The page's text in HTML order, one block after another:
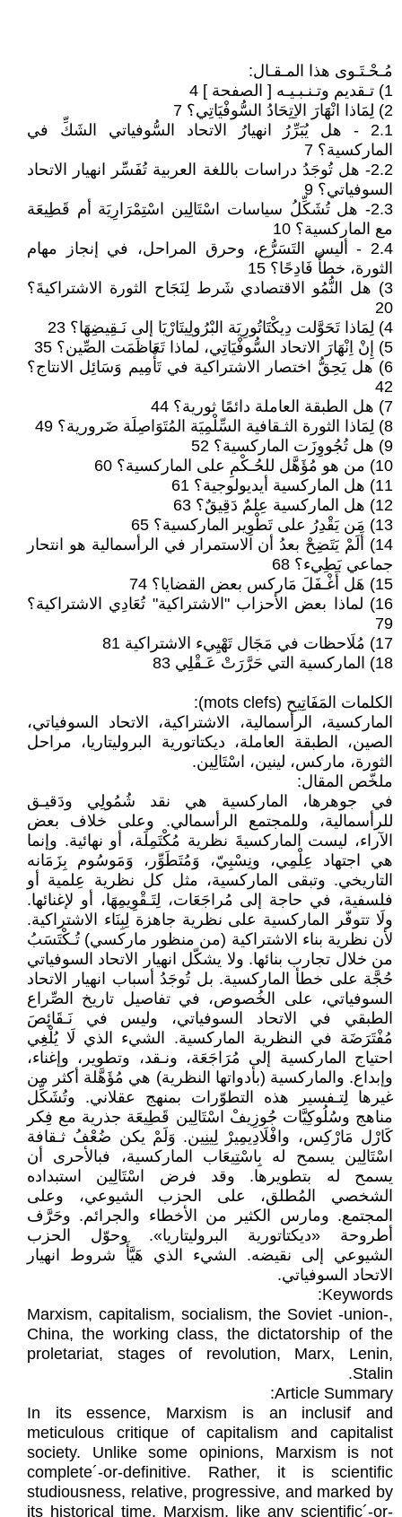
مُـحْـتَـوى هذا المـقـال:
1) تـقديم وتـنـبـيـه [ الصفحة ] 4
2) لِمَاذا انْهََارَ الاِتِحَادُ السُّوفْيَاتِي؟ 7
2.1 - هل يُبَرِّرُ انهيارُ الاتحاد السُّوفياتي الشَكِّ في
الماركسية؟ 7
2.2- هل تُوجَدُ دراسات باللغة العربية تُفَسِّر انهيار الاتحاد
السوفياتي؟ 9
2.3- هل تُشَكِّلُ سياسات اسْتَالِين اسْتِمْرَارِيَة أم قَطِيعَة
مع الماركسية؟ 10
2.4 - أليس التَسَرُّع، وحرق المراحل، في إنجاز مهام
الثورة، خطأً فَادِحًا؟ 15
3) هل النُّمُو الاقتصادي شَرط لِنَجَاح الثورة الاشتراكيةَ؟
20
4) لِمَاذا تَحَوَّلت دِيكْتََاتُورِيَة البْرُولِيتَارْيَا إلى نَـقِيضِهَا؟ 23
5) إِنْ اِنْهَارَ الاتحاد السُّوفْيَاتِي، لماذا تَعَاظَمَت الصِّين؟ 35
6) هل يَحِقُّ اختصار الاشتراكية في تَأْمِيم وَسَائِل الانتاج؟
42
7) هل الطبقة العاملة دائمًا ثورية؟ 44
8) لِمَاذا الثورة الثـقافية السِّلْمِيَة المُتَوَاصِلَة ضَرورية؟ 49
9) هل تُجُووِزَت الماركسية؟ 52
10) من هو مُؤَهَّل للحُـكْمِ على الماركسية؟ 60
11) هل الماركسية أيديولوجية؟ 61
12) هل الماركسية عِلمٌ دَقِيقٌ؟ 63
13) مَن يَقْدِرُ على تَطْوِير الماركسية؟ 65
14) أَلَمْ يَتَضِحْ بعدُ أن الاستمرار في الرأسمالية هو انتحار
جماعي بَطِيء؟ 68
15) هَل أَغْـفَلَ مَاركس بعض القضايا؟ 74
16) لماذا بعض الأحزاب "الاشتراكية" تُعَادِي الاشتراكية؟
79
17) مُلَاحظات في مَجَال تَهْيِيء الاشتراكية 81
18) الماركسية التي حَرَّرَتْ عَـقْلِي 83
الكلمات المَفَاتِيح (mots clefs):
الماركسية، الرأسمالية، الاشتراكية، الاتحاد السوفياتي،
الصين، الطبقة العاملة، ديكتاتورية البروليتاريا، مراحل
الثورة، ماركس، لينين، اسْتَالِين.
ملخّص المقال:
في جوهرها، الماركسية هي نقد شُمُولِي ودَقيـق
للرأسمالية، وللمجتمع الرأسمالي. وعلى خلاف بعض
الآراء، ليست الماركسيةَ نظرية مُكْتَمِلَة، أو نهائية. وإنما
هي اجتهاد عِلْمِي، ونِسْبِيّ، وَمُتَطَوِّر، وَمَوسُوم بِزَمَانه
التاريخي. وتبقى الماركسية، مثل كل نظرية عِلمية أو
فلسفية، في حاجة إلى مُراجَعَات، لِتَـقْوِيمِهَا، أو لإغنائها.
ولَا تتوفّر الماركسية على نظرية جاهزة لِبِنَاء الاشتراكية.
لأن نظرية بناء الاشتراكية (من منظور ماركسي) تُـكْتَسَبُ
من خلال تجارب بنائها. ولا يشكّل انهيار الاتحاد السوفياتي
حُجَّة على خطأ الماركسية. بل تُوجَدُ أسباب انهيار الاتحاد
السوفياتي، على الخُصوص، في تفاصيل تاريخ الصِّراع
الطبقي في الاتحاد السوفياتي، وليس في نَـقَائِصَ
مُفْتَرَضَة في النظرية الماركسية. الشيء الذي لَا يُلْغِي
احتياج الماركسية إلى مُرَاجَعَة، ونـقد، وتطوير، وإغناء،
وإبداع. والماركسية (بأدواتها النظرية) هي مُؤَهَّلة أكثر من
غيرها لِتـفسير هذه التطوّرات بمنهج عقلاني. وتُشَكِّل
مناهج وسُلُوكِيَّات جُوزِيفْ اسْتَالِين قَطِيعَة جذرية مع فِكر
كَارْل مَارْكِس، وافْلَادِيمِيرْ لِينِين. وَلَمْ يكن ضُعْفُ ثـقافة
اسْتَالِين يسمح له بِاسْتِيعَاب الماركسية، فبالأحرى أن
يسمح له بتطويرها. وقد فرض اسْتَالِين استبداده
الشخصي المُطلق، على الحزب الشيوعي، وعلى
المجتمع. ومارس الكثير من الأخطاء والجرائم. وحَرَّف
أطروحة «ديكتاتورية البروليتاريا». وحوّل الحزب
الشيوعي إلى نقيضه. الشيء الذي هَيَّأَ شروط انهيار
الاتحاد السوفياتي.
Keywords:
Marxism, capitalism, socialism, the Soviet -union-,
China, the working class, the dictatorship of the
proletariat, stages of revolution, Marx, Lenin,
Stalin.
Article Summary:
In its essence, Marxism is an inclusif and
meticulous critique of capitalism and capitalist
society. Unlike some opinions, Marxism is not
complete´-or-definitive. Rather, it is scientific
studiousness, relative, progressive, and marked by
its historical time. Marxism, like any scientific´-or-